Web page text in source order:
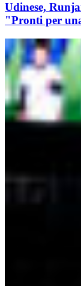
Udinese,
"Pronti per